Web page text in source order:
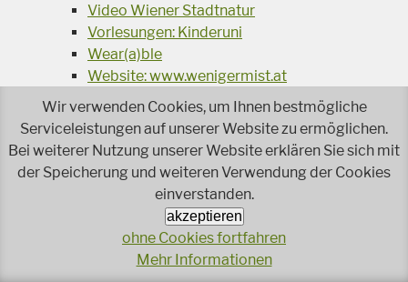
Video Wiener Stadtnatur
Vorlesungen: Kinderuni
Wear(a)ble
Website: www.wenigermist.at
Wettbewerb: Lifehacks
Wettbewerb: Reiche Ernte im Kindergarten
WienXtra Ferienspiel
Wefair Foodtrailer
Wiener Schulfruchtprogramm
Workshop: Pizza, Burger, was sonst?
Workshops für Kinder
Workshops: G'sund & günstig kochen
Workshops: Kunterbunt Kochen
Wir verwenden Cookies, um Ihnen bestmögliche
Serviceleistungen auf unserer Website zu ermöglichen.
Bei weiterer Nutzung unserer Website erklären Sie sich mit
der Speicherung und weiteren Verwendung der Cookies
einverstanden.
akzeptieren
ohne Cookies fortfahren
Mehr Informationen